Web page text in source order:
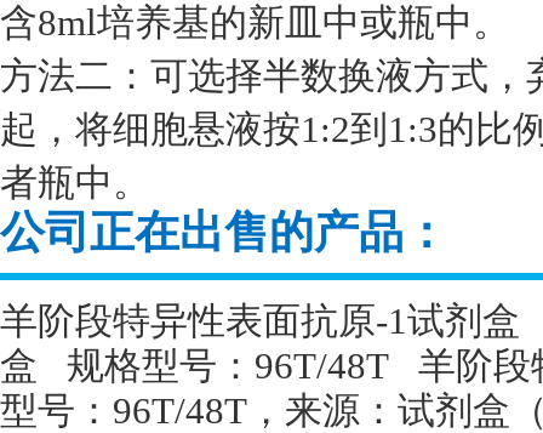
含8ml培养基的新皿中或瓶中。
方法二：可选择半数换液方式
起，将细胞悬液按1:2到1:3的比
者瓶中。
公司正在出售的产品：
羊阶段特异性表面抗原-1试剂盒
盒
规格型号： 96T/48T
羊阶段
型号： 96T/48T ，来源：试剂盒